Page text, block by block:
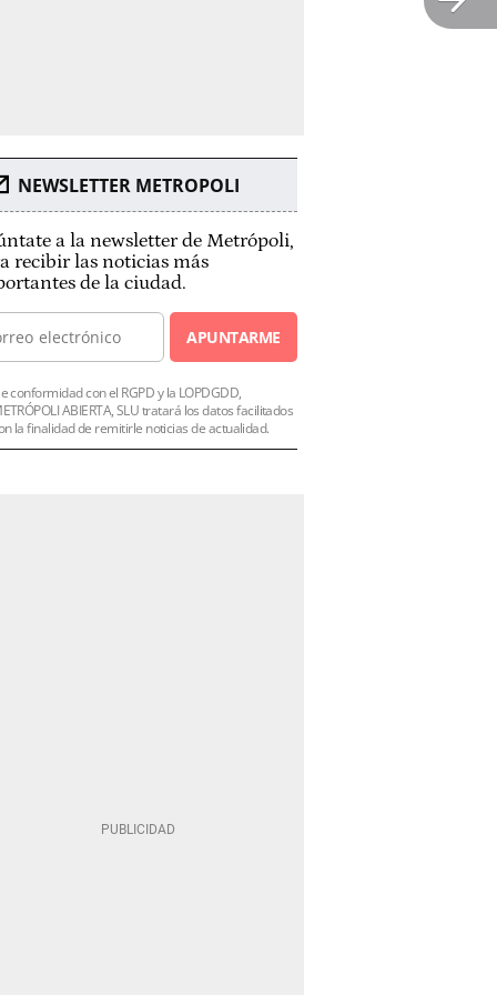
NEWSLETTER METROPOLI
a la newsletter de Metrópoli,
recibir las noticias más
de la ciudad.
APUNTARME
conformidad con el RGPD y la LOPDGDD,
ABIERTA, SLU tratará los datos facilitados
la finalidad de remitirle noticias de actualidad.